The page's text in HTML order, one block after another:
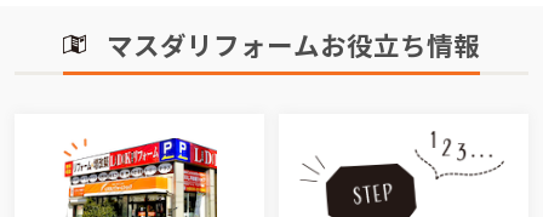
マスダリフォームお役立ち情報